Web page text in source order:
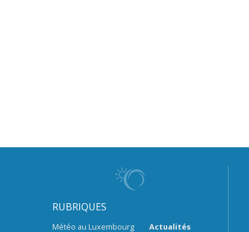
RUBRIQUES
Météo au Luxembourg Actualités